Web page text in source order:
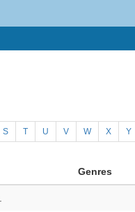
S T U V W X Y
Genres